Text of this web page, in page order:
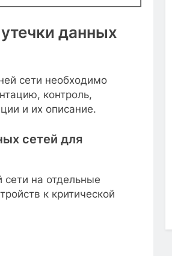
данных
сети необходимо
контроль,
и их описание.
сетей для
на отдельные
к критической